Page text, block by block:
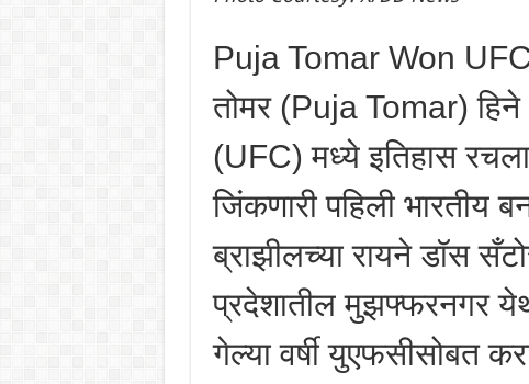
Puja Tomar Won UFC
तोमर (Puja Tomar) हिने
(UFC) मध्ये इतिहास
जिंकणारी पहिली भारतीय
ब्राझीलच्या रायने डॉस
प्रदेशातील मुझफ्फरनगर
गेल्या वर्षी युएफसीसोबत